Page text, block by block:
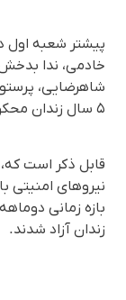
پیشتر شعبه اول
خادمی، ندا
۵ سال زندان محکوم کرده بود.
نیروهای امنیتی
بازه زمانی
زندان آزاد شدند.